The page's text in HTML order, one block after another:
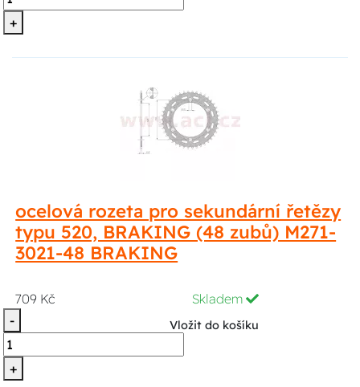
+
ocelová rozeta pro sekundární řetězy
typu 520, BRAKING (48 zubů) M271-
3021-48 BRAKING
709 Kč
Skladem
-
+
Vložit do košíku